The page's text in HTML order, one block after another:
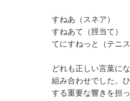
すねあ（スネア）
すねあて（脛当て）
てにすねっと（テニス
どれも正しい言葉に
組み合わせでした。
する重要な響きを担